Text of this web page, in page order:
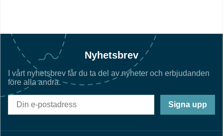
Nyhetsbrev
I vårt nyhetsbrev får du ta del av nyheter och erbjudanden
före alla andra.
Signa upp